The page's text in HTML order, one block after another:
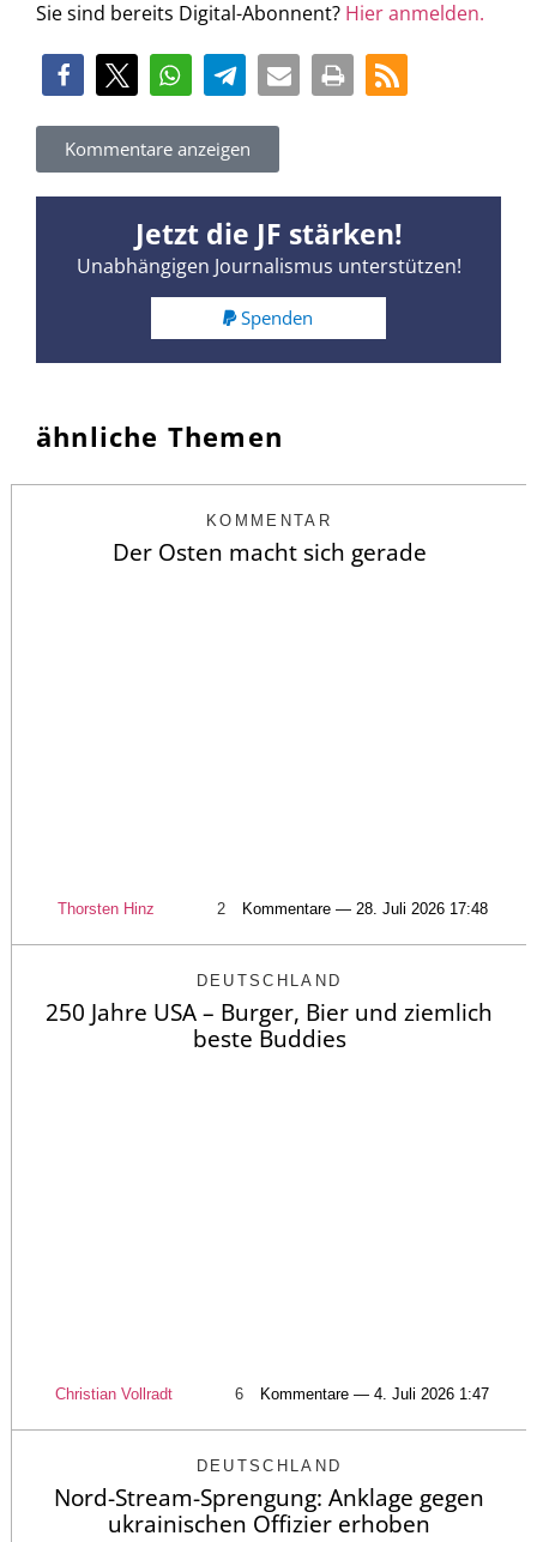
Sie sind bereits Digital-Abonnent? Hier anmelden.
Kommentare anzeigen
Jetzt die JF stärken!
Unabhängigen Journalismus unterstützen!
Spenden
ähnliche Themen
KOMMENTAR
Der Osten macht sich gerade
Thorsten Hinz 2 Kommentare — 28. Juli 2026 17:48
DEUTSCHLAND
250 Jahre USA – Burger, Bier und ziemlich
beste Buddies
Christian Vollradt 6 Kommentare — 4. Juli 2026 1:47
DEUTSCHLAND
Nord-Stream-Sprengung: Anklage gegen
ukrainischen Offizier erhoben